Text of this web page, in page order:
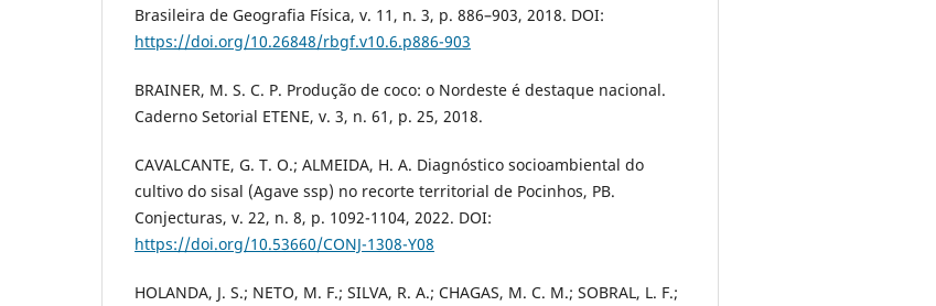
Brasileira de Geografia Física, v. 11, n. 3, p. 886–903, 2018. DOI:
https://doi.org/10.26848/rbgf.v10.6.p886-903
BRAINER, M. S. C. P. Produção de coco: o Nordeste é destaque nacional.
Caderno Setorial ETENE, v. 3, n. 61, p. 25, 2018.
CAVALCANTE, G. T. O.; ALMEIDA, H. A. Diagnóstico socioambiental do
cultivo do sisal (Agave ssp) no recorte territorial de Pocinhos, PB.
Conjecturas, v. 22, n. 8, p. 1092-1104, 2022. DOI:
https://doi.org/10.53660/CONJ-1308-Y08
HOLANDA, J. S.; NETO, M. F.; SILVA, R. A.; CHAGAS, M. C. M.; SOBRAL, L. F.;